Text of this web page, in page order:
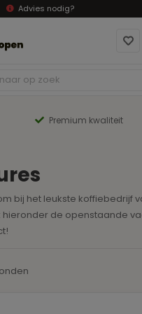
Advies nodig?
Premium kwaliteit
bij het leukste koffiebedrijf
hieronder de openstaande